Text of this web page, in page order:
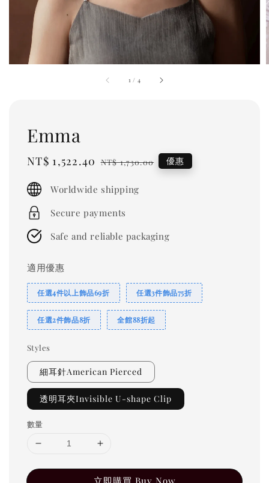
1 / 4
Emma
Sale
NT$ 1,522.40 Regular
NT$ 1,730.00 優惠
Worldwide shipping
Secure payments
Safe and reliable packaging
適用優惠
任選4件以上飾品69折 任選3件飾品75折
任選2件飾品8折 全館88折起
Styles
細耳針American Pierced
透明耳夾Invisible U-shape Clip
數量
立即購買 Buy Now